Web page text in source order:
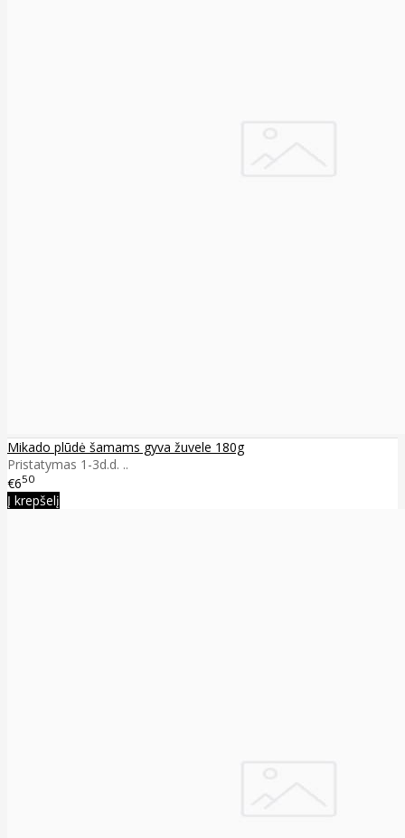
Mikado plūdė šamams gyva žuvele 180g
Pristatymas 1-3d.d. ..
€650
Į krepšelį